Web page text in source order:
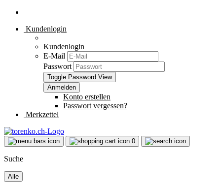
Kundenlogin
Kundenlogin
E-Mail
Passwort
Toggle Password View
Konto erstellen
Passwort vergessen?
Merkzettel
0
Suche
Alle